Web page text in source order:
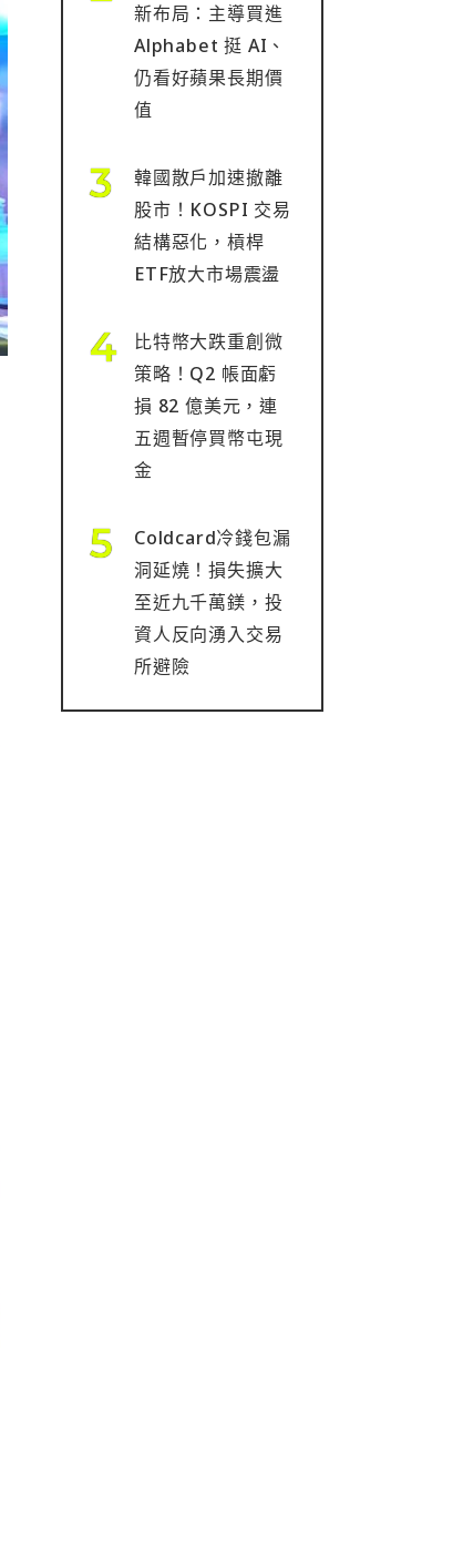
新布局：主導買進
Alphabet 挺 AI、
仍看好蘋果長期價
值
韓國散戶加速撤離
股市！KOSPI 交易
結構惡化，槓桿
ETF放大市場震盪
比特幣大跌重創微
策略！Q2 帳面虧
損 82 億美元，連
五週暫停買幣屯現
金
Coldcard冷錢包漏
洞延燒！損失擴大
至近九千萬鎂，投
資人反向湧入交易
所避險